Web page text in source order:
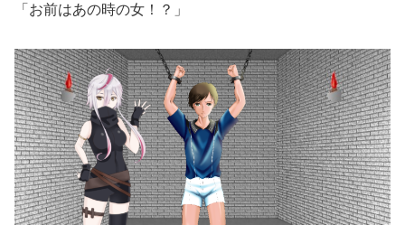
「お前はあの時の女！？」